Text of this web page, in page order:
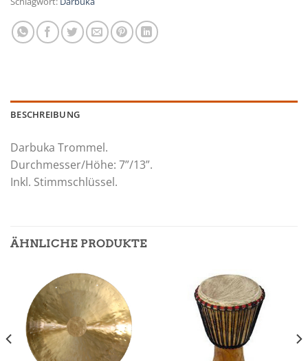
BESCHREIBUNG
Darbuka Trommel.
Durchmesser/Höhe: 7”/13”.
Inkl. Stimmschlüssel.
ÄHNLICHE PRODUKTE